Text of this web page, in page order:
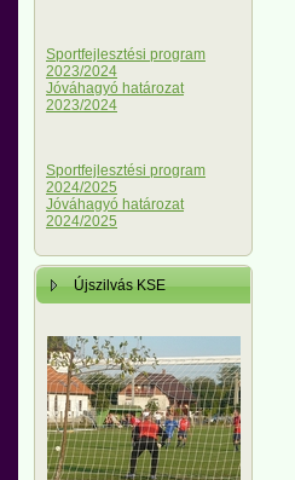
Sportfejlesztési program
2023/2024
Jóváhagyó határozat
2023/2024
Sportfejlesztési program
2024/2025
Jóváhagyó határozat
2024/2025
Újszilvás KSE